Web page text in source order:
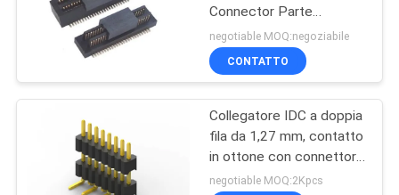
CONTATTICI
RICHIEDA
UNA
CITAZIONE
Connettore
dell'intestazione del
PWB
Connector Parte
maschile con certificato
CAP UL
negotiable MOQ:negoziabile
CONTATTO
Collegatore IDC a doppia
fila da 1,27 mm, contatto
in ottone con connettore
maschile.
negotiable MOQ:2Kpcs